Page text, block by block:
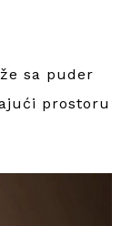
sa puder
prostoru